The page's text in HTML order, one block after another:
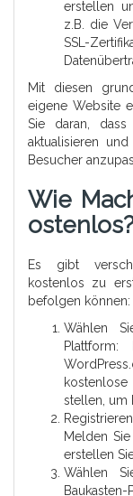
erstellen
z.B. die
SSL-
Mit diesen
eigene Website
Sie daran,
aktualisieren
Besucher
Wie
Es gibt
kostenlos zu
befolgen können:
Wählen
stellen, um
Melden
erstellen
Wählen